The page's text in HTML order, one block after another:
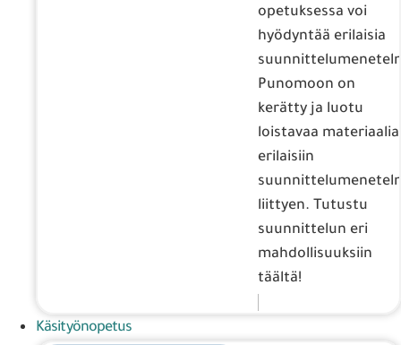
opetuksessa voi
hyödyntää erilaisia
Punomoon on
kerätty ja luotu
loistavaa materiaalia
erilaisiin
liittyen. Tutustu
suunnittelun eri
mahdollisuuksiin
täältä!
Käsityönopetus